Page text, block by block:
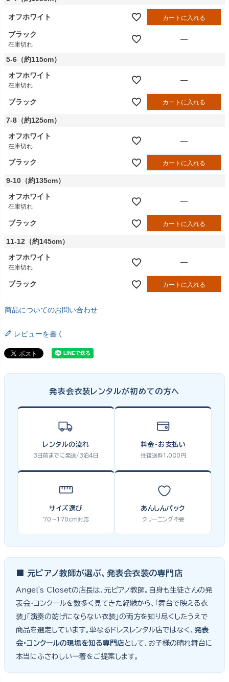
オフホワイト カートに入れる
ブラック
在庫切れ
—
5-6（約115cm）
オフホワイト
在庫切れ
—
ブラック カートに入れる
7-8（約125cm）
オフホワイト
在庫切れ
—
ブラック カートに入れる
9-10（約135cm）
オフホワイト
在庫切れ
—
ブラック カートに入れる
11-12（約145cm）
オフホワイト
在庫切れ
—
ブラック カートに入れる
商品についてのお問い合わせ
レビューを書く
発表会衣装レンタルが初めての方へ
レンタルの流れ
3日前までに発送/3泊4日
料金・お支払い
往復送料1,080円
サイズ選び
70〜170cm対応
あんしんパック
クリーニング不要
■ 元ピアノ教師が選ぶ、発表会衣装の専門店
Angel's Closetの店長は、元ピアノ教師。自身も生徒さんの発
表会・コンクールを数多く見てきた経験から、「舞台で映える衣
装」「演奏の妨げにならない衣装」の両方を知り尽くしたうえで
商品を選定しています。単なるドレスレンタル店ではなく、 発表
会・コンクールの現場を知る専門店として、お子様の晴れ舞台に
本当にふさわしい一着をご提案します。